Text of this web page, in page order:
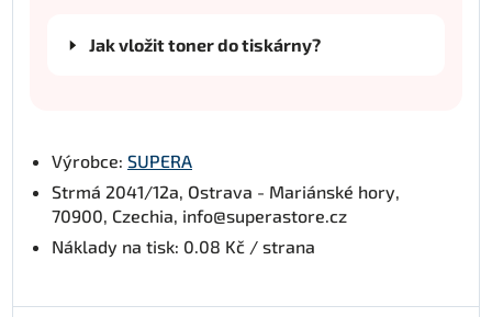
Jak vložit toner do tiskárny?
Výrobce: SUPERA
Strmá 2041/12a, Ostrava - Mariánské hory,
70900, Czechia, info@superastore.cz
Náklady na tisk: 0.08 Kč / strana